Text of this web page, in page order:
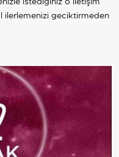
ilerlemenizi geciktirmeden